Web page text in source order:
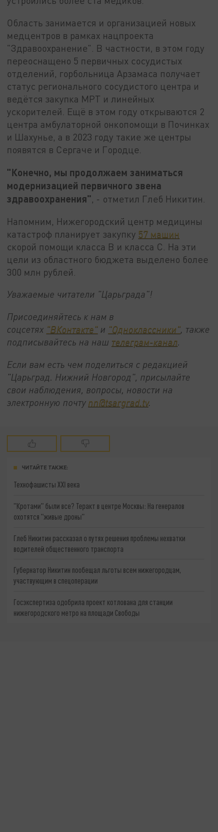
Область занимается и организацией новых
медцентров в рамках нацпроекта
"Здравоохранение". В частности, в этом году
переоснащено 5 первичных сосудистых
отделений, горбольница Арзамаса получает
статус регионального сосудистого центра и
ведётся закупка МРТ и линейных
ускорителей. Ещё в этом году открываются 2
центра амбулаторной онкопомощи в Починках
и Шахунье, а в 2023 году такие же центры
появятся в Сергаче и Городце.
"Конечно, мы продолжаем заниматься
модернизацией первичного звена
здравоохранения", - отметил Глеб Никитин.
Напомним, Нижегородский центр медицины
катастроф планирует закупку 57 машин
скорой помощи класса В и класса С. На эти
цели из областного бюджета выделено более
300 млн рублей.
Уважаемые читатели "Царьграда"!
Присоединяйтесь к нам в
соцсетях "ВКонтакте" и "Одноклассники", также
подписывайтесь на наш телеграм-канал.
Если вам есть чем поделиться с редакцией
"Царьград. Нижний Новгород", присылайте
свои наблюдения, вопросы, новости на
электронную почту nn@tsargrad.tv.
ЧИТАЙТЕ ТАКЖЕ:
Технофашисты XXI века
"Кротами" были все? Теракт в центре Москвы: На генералов
охотятся "живые дроны"
Глеб Никитин рассказал о путях решения проблемы нехватки
водителей общественного транспорта
Губернатор Никитин пообещал льготы всем нижегородцам,
участвующим в спецоперации
Госэкспертиза одобрила проект котлована для станции
нижегородского метро на площади Свободы